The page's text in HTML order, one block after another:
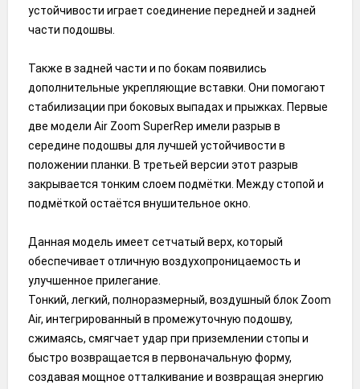
устойчивости играет соединение передней и задней
части подошвы.
Также в задней части и по бокам появились
дополнительные укрепляющие вставки. Они помогают
стабилизации при боковых выпадах и прыжках. Первые
две модели Air Zoom SuperRep имели разрыв в
середине подошвы для лучшей устойчивости в
положении планки. В третьей версии этот разрыв
закрывается тонким слоем подмётки. Между стопой и
подмёткой остаётся внушительное окно.
Данная модель имеет сетчатый верх, который
обеспечивает отличную воздухопроницаемость и
улучшенное прилегание.
Тонкий, легкий, полноразмерный, воздушный блок Zoom
Air, интегрированный в промежуточную подошву,
сжимаясь, смягчает удар при приземлении стопы и
быстро возвращается в первоначальную форму,
создавая мощное отталкивание и возвращая энергию